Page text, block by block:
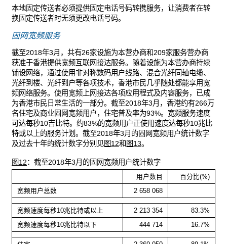
本地固定传送者必须提供固定电话号码转携服务，让消费者在转
换固定传送者时无须更改电话号码。
固网宽频服务
截至2018年3月，共有26家设施为本营办商和209家服务营办商
获准于香港提供宽频互联网接达服务。随着设施为本营办商持续
铺设网络，通过使用非对称数码用户线路、混合光纤同轴电缆、
光纤到楼、光纤到户等各项技术，香港市民几乎随处都能享用宽
频网络服务。使用宽频上网接达各项应用程式及内容服务，已成
为香港市民日常生活的一部分。截至2018年3月，香港约有266万
名住宅及商业固网宽频用户，住宅普及率为93%。宽频服务速度
可达每秒10吉比特。约83%的宽频用户正使用速度达每秒10兆比
特或以上的服务计划。截至2018年3月的固网宽频用户统计数字
及过去十年的统计数字分别见图12和图13。
图12：截至2018年3月的固网宽频用户统计数字
用户数目
百分比(%)
宽频用户总数
2 658 068
宽频速度每秒10兆比特或以上 2 213 354
83.3%
宽频速度每秒10兆比特以下
444 714 16.7%